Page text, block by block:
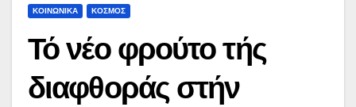
ΚΟΙΝΩΝΙΚΑ ΚΟΣΜΟΣ
Τό νέο φρούτο τής
διαφθοράς στήν